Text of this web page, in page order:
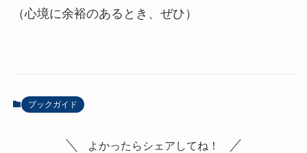
（心境に余裕のあるとき、ぜひ）
ブックガイド
よかったらシェアしてね！